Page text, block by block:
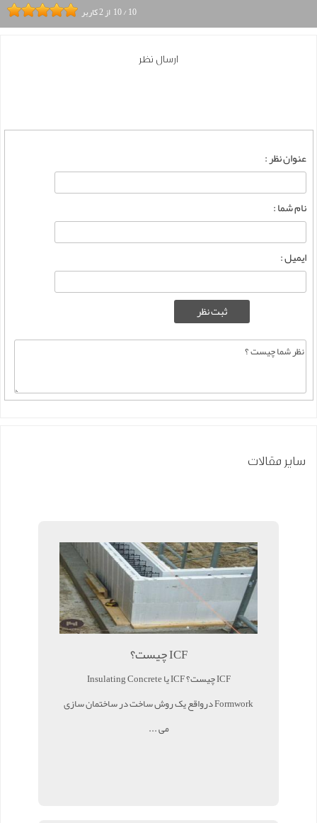
10/10 از2کاربر
ارسال نظر
عنوان نظر :
نام شما :
ایمیل :
سایر مقالات
ICF چیست؟
ICF چیست؟ ICF یا Insulating Concrete
Formwork درواقع یک روش ساخت در ساختمان سازی
می ...